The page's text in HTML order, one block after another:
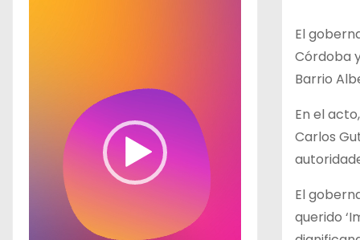
El
Córdoba
Barrio
En el
Carlos
El
querido